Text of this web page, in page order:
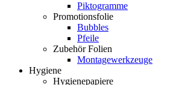
Piktogramme
Promotionsfolie
Bubbles
Pfeile
Zubehör Folien
Montagewerkzeuge
Hygiene
Hygienepapiere